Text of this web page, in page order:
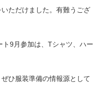
ただけました。有難うござ
9月参加は、Tシャツ、ハー
ひ服装準備の情報源として